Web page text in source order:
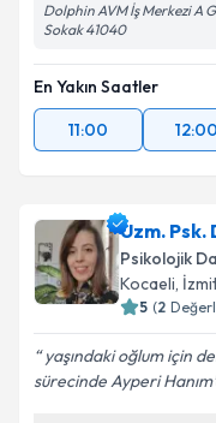
Dolphin AVM İş Merkezi A
Sokak 41040
En Yakın Saatler
11:00
12:00
Uzm. Psk.
Psikolojik
Kocaeli,
5 (2
yaşındaki oğlum için
sürecinde Ayperi